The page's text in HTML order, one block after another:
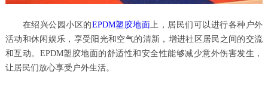
在绍兴公园小区的EPDM塑胶地面上，居民们可以进行各种户外
活动和休闲娱乐，享受阳光和空气的清新，增进社区居民之间的交流
和互动。EPDM塑胶地面的舒适性和安全性能够减少意外伤害发生，
让居民们放心享受户外生活。